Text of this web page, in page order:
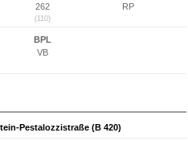
262
(110)
RP
BPL
VB
Pestalozzistraße (B 420)